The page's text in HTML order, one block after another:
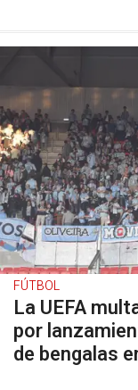
FÚTBOL
La UEFA
por
de bengalas